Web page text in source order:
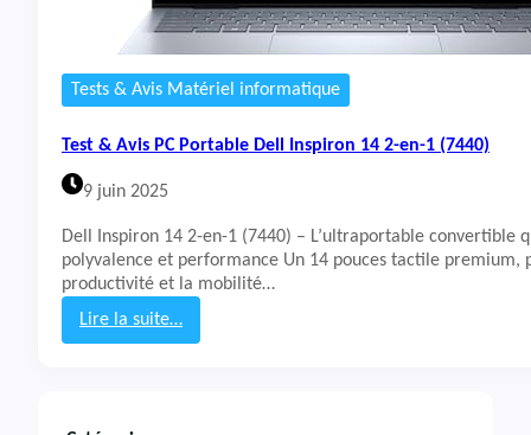
Tests & Avis Matériel informatique
Test & Avis PC Portable Dell Inspiron 14 2-en-1 (7440)
9 juin 2025
Dell Inspiron 14 2-en-1 (7440) – L’ultraportable convertible
polyvalence et performance Un 14 pouces tactile premium,
productivité et la mobilité…
Lire la suite…
: